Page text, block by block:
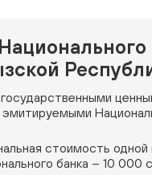
эмитируемыми
стоимость одной
банка – 10 000